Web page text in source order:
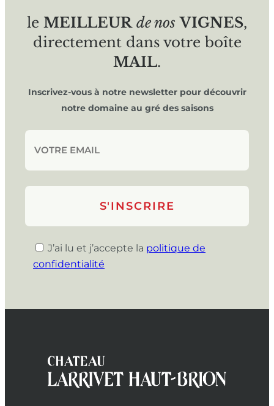
le MEILLEUR de nos VIGNES,
directement dans votre boîte
MAIL.
Inscrivez-vous à notre newsletter pour découvrir
notre domaine au gré des saisons
J’ai lu et j’accepte la politique de
confidentialité